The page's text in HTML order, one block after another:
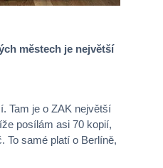
městech je největší
Tam je o ZAK největší
posílám asi 70 kopií,
To samé platí o Berlíně,